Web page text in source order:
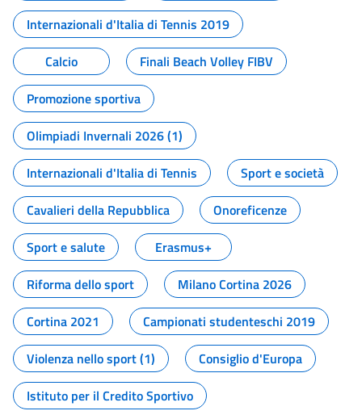
Internazionali d'Italia di Tennis 2019
Calcio
Finali Beach Volley FIBV
Promozione sportiva
Olimpiadi Invernali 2026 (1)
Internazionali d'Italia di Tennis
Sport e società
Cavalieri della Repubblica
Onoreficenze
Sport e salute
Erasmus+
Riforma dello sport
Milano Cortina 2026
Cortina 2021
Campionati studenteschi 2019
Violenza nello sport (1)
Consiglio d'Europa
Istituto per il Credito Sportivo